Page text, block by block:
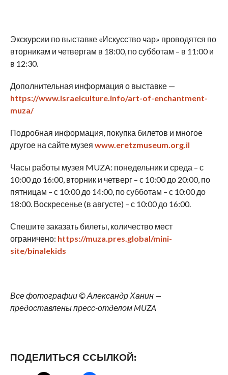
Экскурсии по выставке «Искусство чар» проводятся по
вторникам и четвергам в 18:00, по субботам – в 11:00 и
в 12:30.
Дополнительная информация о выставке —
https://www.israelculture.info/art-of-enchantment-
muza/
Подробная информация, покупка билетов и многое
другое на сайте музея www.eretzmuseum.org.il
Часы работы музея MUZA: понедельник и среда – с
10:00 до 16:00, вторник и четверг – с 10:00 до 20:00, по
пятницам – с 10:00 до 14:00, по субботам – с 10:00 до
18:00. Воскресенье (в августе) – с 10:00 до 16:00.
Спешите заказать билеты, количество мест
ограничено: https://muza.pres.global/mini-
site/binalekids
Все фотографии © Александр Ханин —
предоставлены пресс-отделом MUZA
ПОДЕЛИТЬСЯ ССЫЛКОЙ: